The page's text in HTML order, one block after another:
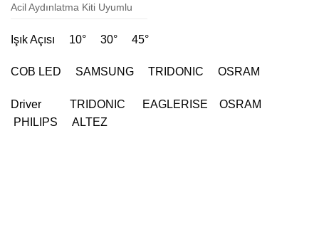
Acil Aydınlatma Kiti Uyumlu
Işık Açısı 10° 30° 45°
COB LED SAMSUNG TRIDONIC OSRAM
Driver TRIDONIC EAGLERISE OSRAM
PHILIPS ALTEZ